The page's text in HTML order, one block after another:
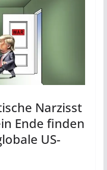
Narzisst
Ende finden
US-